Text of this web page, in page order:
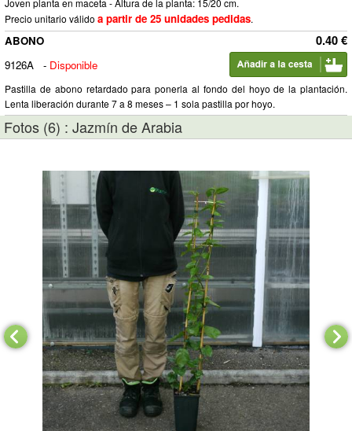
Joven planta en maceta - Altura de la planta: 15/20 cm.
Precio unitario válido a partir de 25 unidades pedidas.
0.40 €
ABONO
9126A
- Disponible
Pastilla de abono retardado para ponerla al fondo del hoyo de la plantación.
Lenta liberación durante 7 a 8 meses – 1 sola pastilla por hoyo.
Fotos (6) : Jazmín de Arabia